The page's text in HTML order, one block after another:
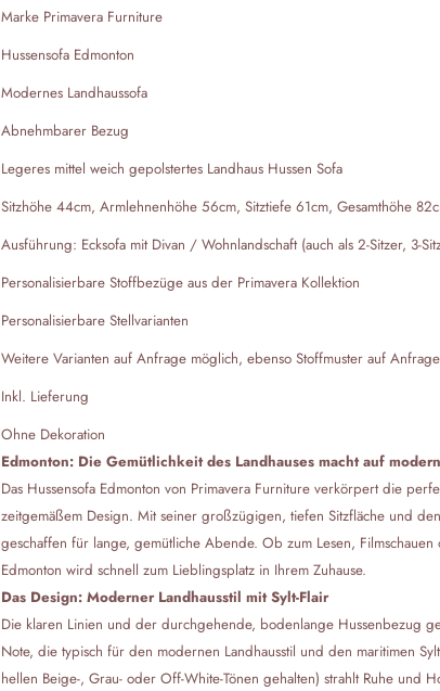
Marke Primavera Furniture
Hussensofa Edmonton
Modernes Landhaussofa
Abnehmbarer Bezug
Legeres mittel weich gepolstertes Landhaus Hussen Sofa
Sitzhöhe 44cm, Armlehnenhöhe 56cm, Sitztiefe 61cm, Gesamthöhe
Ausführung: Ecksofa mit Divan / Wohnlandschaft (auch als 2-Sitzer, 3-
Personalisierbare Stoffbezüge aus der Primavera Kollektion
Personalisierbare Stellvarianten
Weitere Varianten auf Anfrage möglich, ebenso Stoffmuster auf Anfrage
Inkl. Lieferung
Ohne Dekoration
Edmonton: Die Gemütlichkeit des Landhauses macht auf
Das Hussensofa Edmonton von Primavera Furniture verkörpert die
zeitgemäßem Design. Mit seiner großzügigen, tiefen Sitzfläche und
geschaffen für lange, gemütliche Abende. Ob zum Lesen,
Edmonton wird schnell zum Lieblingsplatz in Ihrem Zuhause.
Das Design: Moderner Landhausstil mit Sylt-Flair
Die klaren Linien und der durchgehende, bodenlange Hussenbezug
Note, die typisch für den modernen Landhausstil und den maritimen
hellen Beige-, Grau- oder Off-White-Tönen gehalten) strahlt Ruhe und